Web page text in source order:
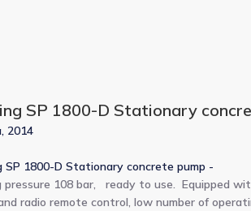
SP 1800-D Stationary
2014
SP 1800-D Stationary concrete pump -
pressure 108 bar, ready to use. Equipped
radio remote control, low number of